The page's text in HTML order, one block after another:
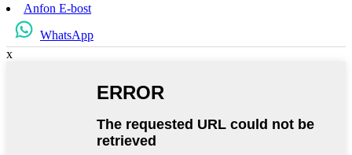
Anfon E-bost
WhatsApp
x